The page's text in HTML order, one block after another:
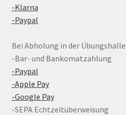
-Klarna
-Paypal
Bei Abholung in der Übungshalle:
-Bar- und Bankomatzahlung
-Paypal
-Apple Pay
-Google Pay
-SEPA Echtzeitüberweisung